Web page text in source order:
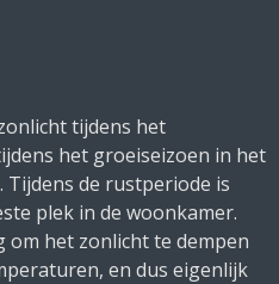
tijdens het
het groeiseizoen in het
Tijdens de rustperiode is
plek in de woonkamer.
om het zonlicht te dempen
en dus eigenlijk